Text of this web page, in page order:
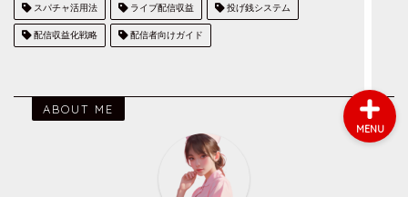
スパチャ活用法 ライブ配信収益 投げ銭システム
配信収益化戦略 配信者向けガイド
ABOUT ME
MENU
お問い合わせ